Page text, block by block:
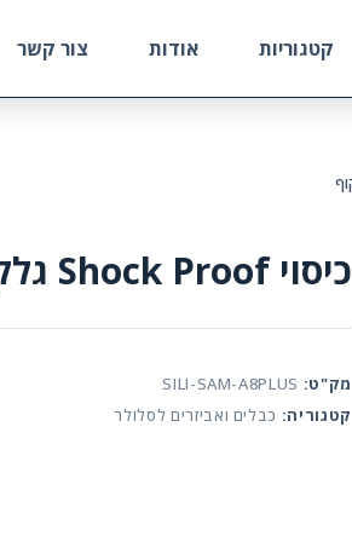
קטגוריות אודות צור קשר
כיסוי Shock Proof גלקסי A8 פלוס שקוף
מק"ט: SILI-SAM-A8PLUS
קטגוריה: כבלים ואביזרים לסלולר